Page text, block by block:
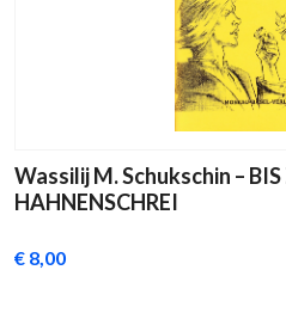
Wassilij M. Schukschin –
HAHNENSCHREI
€ 8,00